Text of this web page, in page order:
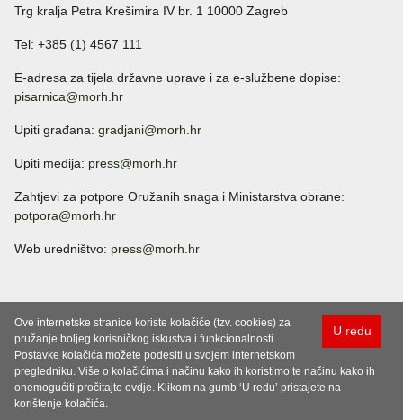
Trg kralja Petra Krešimira IV br. 1 10000 Zagreb
Tel: +385 (1) 4567 111
E-adresa za tijela državne uprave i za e-službene dopise:
pisarnica@morh.hr
Upiti građana: gradjani@morh.hr
Upiti medija: press@morh.hr
Zahtjevi za potpore Oružanih snaga i Ministarstva obrane:
potpora@morh.hr
Web uredništvo: press@morh.hr
U redu
Ove internetske stranice koriste kolačiće (tzv. cookies) za
pružanje boljeg korisničkog iskustva i funkcionalnosti.
Postavke kolačića možete podesiti u svojem internetskom
pregledniku. Više o kolačićima i načinu kako ih koristimo te načinu kako ih
onemogućiti pročitajte ovdje. Klikom na gumb ‘U redu’ pristajete na
korištenje kolačića.